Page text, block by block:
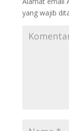
yang wajib